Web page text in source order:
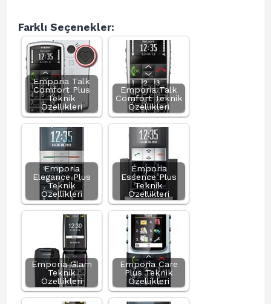
Farklı Seçenekler:
Emporia Talk
Comfort Plus
Teknik
Özellikleri
Emporia Talk
Comfort Teknik
Özellikleri
Emporia
Elegance Plus
Teknik
Özellikleri
Emporia
Essence Plus
Teknik
Özellikleri
Emporia Glam
Teknik
Özellikleri
Emporia Care
Plus Teknik
Özellikleri